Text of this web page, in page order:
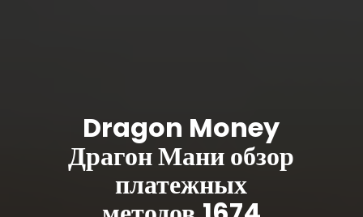
Dragon Money
Драгон Мани обзор
платежных